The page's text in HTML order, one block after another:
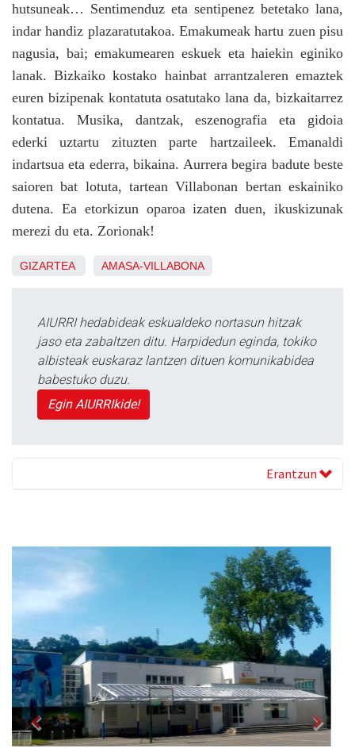
hutsuneak… Sentimenduz eta sentipenez betetako lana,
indar handiz plazaratutakoa. Emakumeak hartu zuen pisu
nagusia, bai; emakumearen eskuek eta haiekin eginiko
lanak. Bizkaiko kostako hainbat arrantzaleren emaztek
euren bizipenak kontatuta osatutako lana da, bizkaitarrez
kontatua. Musika, dantzak, eszenografia eta gidoia
ederki uztartu zituzten parte hartzaileek. Emanaldi
indartsua eta ederra, bikaina. Aurrera begira badute beste
saioren bat lotuta, tartean Villabonan bertan eskainiko
dutena. Ea etorkizun oparoa izaten duen, ikuskizunak
merezi du eta. Zorionak!
GIZARTEA AMASA-VILLABONA
AIURRI hedabideak eskualdeko nortasun hitzak
jaso eta zabaltzen ditu. Harpidedun eginda, tokiko
albisteak euskaraz lantzen dituen komunikabidea
babestuko duzu.
Egin AIURRIkide!
Erantzun
Previous Next